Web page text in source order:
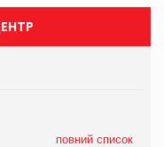
повний список